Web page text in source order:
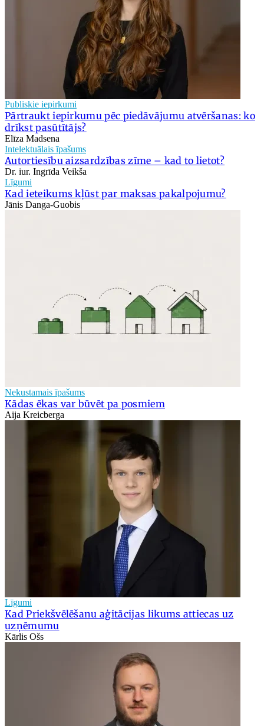
Publiskie iepirkumi
Pārtraukt iepirkumu pēc piedāvājumu atvēršanas: ko
drīkst pasūtītājs?
Elīza Madsena
Intelektuālais īpašums
Autortiesību aizsardzības zīme – kad to lietot?
Dr. iur. Ingrīda Veikša
Līgumi
Kad ieteikums kļūst par maksas pakalpojumu?
Jānis Danga-Guobis
Nekustamais īpašums
Kādas ēkas var būvēt pa posmiem
Aija Kreicberga
Līgumi
Kad Priekšvēlēšanu aģitācijas likums attiecas uz
uzņēmumu
Kārlis Ošs